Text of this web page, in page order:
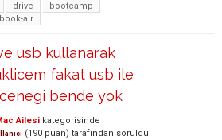
drive
bootcamp
air
usb kullanarak
fakat usb ile
bende yok
Ailesi kategorisinde
(190 puan) tarafından soruldu